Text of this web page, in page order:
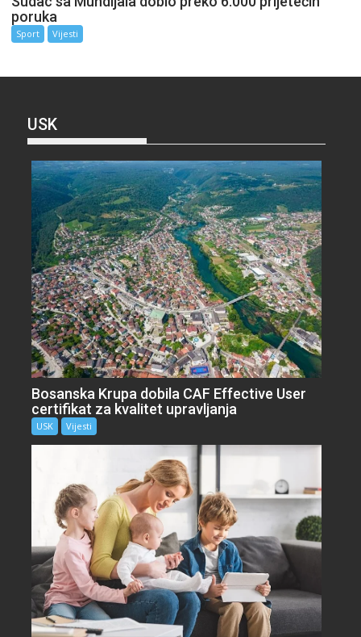
poruka
Sport Vijesti
USK
Bosanska Krupa dobila CAF Effective User
certifikat za kvalitet upravljanja
USK Vijesti